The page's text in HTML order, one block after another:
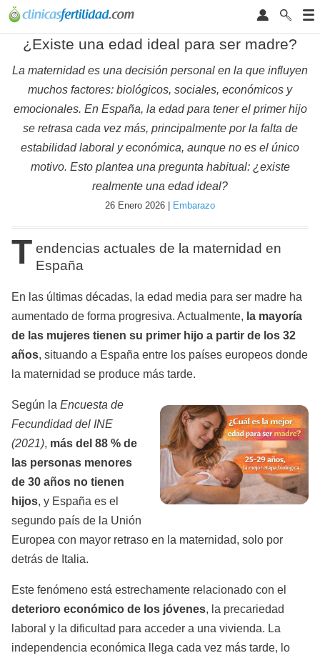
¿Existe una edad ideal para ser madre?
La maternidad es una decisión personal en la que influyen
muchos factores: biológicos, sociales, económicos y
emocionales. En España, la edad para tener el primer hijo
se retrasa cada vez más, principalmente por la falta de
estabilidad laboral y económica, aunque no es el único
motivo. Esto plantea una pregunta habitual: ¿existe
realmente una edad ideal?
26 Enero 2026 | Embarazo
T endencias actuales de la maternidad en
España
En las últimas décadas, la edad media para ser madre ha
aumentado de forma progresiva. Actualmente, la mayoría
de las mujeres tienen su primer hijo a partir de los 32
años, situando a España entre los países europeos donde
la maternidad se produce más tarde.
Según la Encuesta de
Fecundidad del INE
(2021), más del 88 % de
las personas menores
de 30 años no tienen
hijos, y España es el
segundo país de la Unión
Europea con mayor retraso en la maternidad, solo por
detrás de Italia.
Este fenómeno está estrechamente relacionado con el
deterioro económico de los jóvenes, la precariedad
laboral y la dificultad para acceder a una vivienda. La
independencia económica llega cada vez más tarde, lo